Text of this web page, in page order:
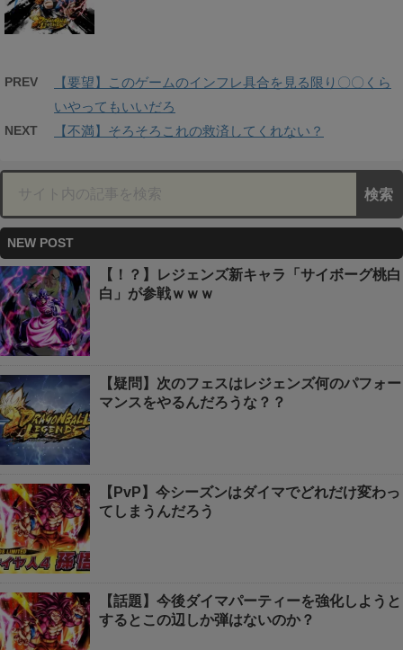
PREV
【要望】このゲームのインフレ具合を見る限り〇〇くら
いやってもいいだろ
NEXT 【不満】そろそろこれの救済してくれない？
NEW POST
【！？】レジェンズ新キャラ「サイボーグ桃白
白」が参戦ｗｗｗ
【疑問】次のフェスはレジェンズ何のパフォー
マンスをやるんだろうな？？
【PvP】今シーズンはダイマでどれだけ変わっ
てしまうんだろう
【話題】今後ダイマパーティーを強化しようと
するとこの辺しか弾はないのか？